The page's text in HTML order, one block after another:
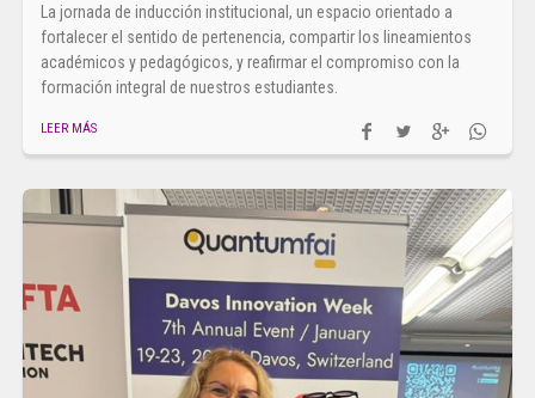
La jornada de inducción institucional, un espacio orientado a
fortalecer el sentido de pertenencia, compartir los lineamientos
académicos y pedagógicos, y reafirmar el compromiso con la
formación integral de nuestros estudiantes.
LEER MÁS